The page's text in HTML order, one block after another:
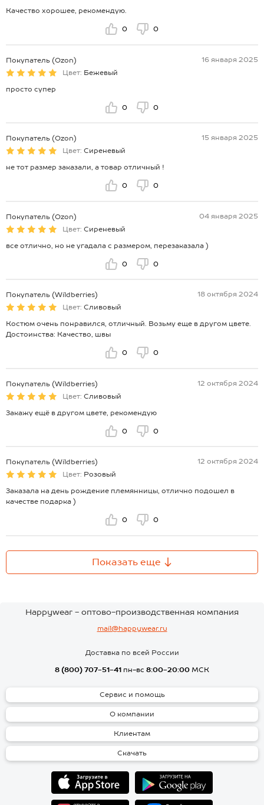
Качество хорошее, рекомендую.
0 0
Покупатель (Ozon)
16 января 2025
Цвет: Бежевый
просто супер
0 0
Покупатель (Ozon)
15 января 2025
Цвет: Сиреневый
не тот размер заказали, а товар отличный !
0 0
Покупатель (Ozon)
04 января 2025
Цвет: Сиреневый
все отлично, но не угадала с размером, перезаказала )
0 0
Покупатель (Wildberries)
18 октября 2024
Цвет: Сливовый
Костюм очень понравился, отличный. Возьму еще в другом цвете.
Достоинства: Качество, швы
0 0
Покупатель (Wildberries)
12 октября 2024
Цвет: Сливовый
Закажу ещё в другом цвете, рекомендую
0 0
Покупатель (Wildberries)
12 октября 2024
Цвет: Розовый
Заказала на день рождение племянницы, отлично подошел в
качестве подарка )
0 0
Показать еще
Happywear - оптово-производственная компания
mail@happywear.ru
Доставка по всей России
8 (800) 707-51-41 пн-вс 8:00-20:00 МСК
Сервис и помощь
О компании
Клиентам
Скачать